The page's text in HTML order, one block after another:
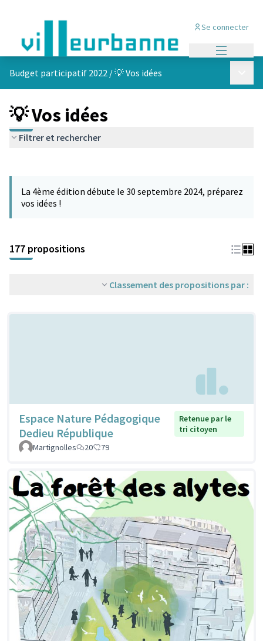
Se connecter
Budget participatif 2022 /💡 Vos idées
💡 Vos idées
Filtrer et rechercher
−
La 4ème édition débute le 30 septembre 2024, préparez
vos idées !
177 propositions
Classement des propositions par :
Espace Nature Pédagogique
Dedieu République
Retenue par le
tri citoyen
Martignolles
20 79